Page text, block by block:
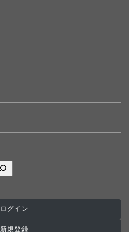
ログイン
新規登録